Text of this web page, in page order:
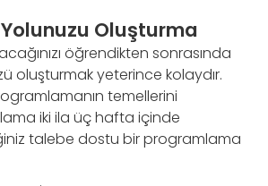
Yolunuzu Oluşturma
öğrendikten sonrasında
oluşturmak yeterince kolaydır.
temellerini
iki ila üç hafta içinde
talebe dostu bir programlama